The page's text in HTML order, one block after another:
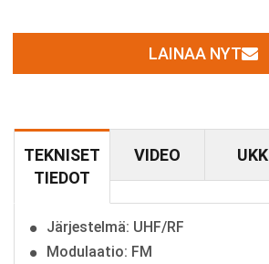
LAINAA NYT
TEKNISET
TIEDOT
VIDEO UKK
Järjestelmä: UHF/RF
Modulaatio: FM